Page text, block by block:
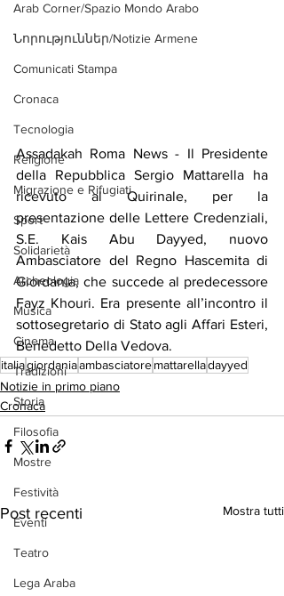
Arab Corner/Spazio Mondo Arabo
Նորություններ/Notizie Armene
Comunicati Stampa
Cronaca
Tecnologia
Religione
Migrazione e Rifugiati
Sport
Solidarietà
Archeologia
Musica
Cinema
Tradizioni
Storia
Filosofia
Mostre
Festività
Eventi
Teatro
Lega Araba
Assadakah Roma News - Il Presidente
della Repubblica Sergio Mattarella ha
ricevuto al Quirinale, per la
presentazione delle Lettere Credenziali,
S.E. Kais Abu Dayyed, nuovo
Ambasciatore del Regno Hascemita di
Giordania, che succede al predecessore
Fayz Khouri. Era presente all’incontro il
sottosegretario di Stato agli Affari Esteri,
Benedetto Della Vedova.
italiagiordaniaambasciatoremattarelladayyed
Notizie in primo piano
Cronaca
Post recenti Mostra tutti